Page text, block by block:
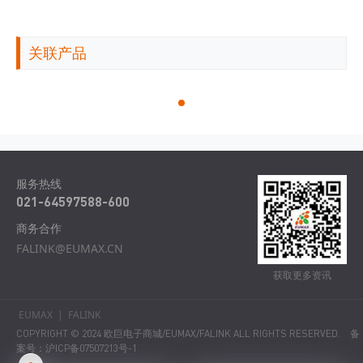
关联产品
服务热线
021-64597588-600
商务合作
FALINK@EUMAX.CN
获取更多资讯
EUMAX | FALINK
COPYRIGHT © 2024 欧巨电子商城/EUMAX/FALINK ALL RIGHTS RESERVED. 备
案号：沪ICP备07507213号-1